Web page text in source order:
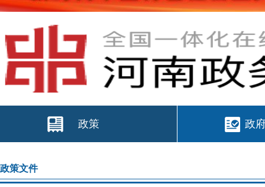
政策 政
政策文件